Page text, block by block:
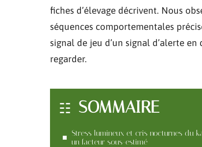
fiches d’élevage décrivent. Nous
séquences comportementales
signal de jeu d’un signal d’alerte
regarder.
SOMMAIRE
Stress lumineux et cris nocturnes du
un facteur sous-estimé